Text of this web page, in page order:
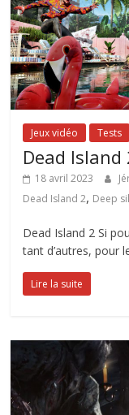
Jeux vidéo Tests
Dead Island
18 avril 2023
Dead Island 2, Deep
Dead Island 2 Si
tant d’autres, pour
Lire la suite